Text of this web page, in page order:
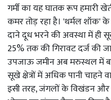
गर्मी का यह घातक रूप हमारी
कमर तोड़ रहा है। 'थर्मल
दाने दूध भरने की अवस्था में ही
25% तक की गिरावट दर्ज की
उपजाऊ जमीन अब मरुस्थल में
सूखे क्षेत्रों में अधिक पानी चाहने
इसी तरह, जंगलों के विखंडन